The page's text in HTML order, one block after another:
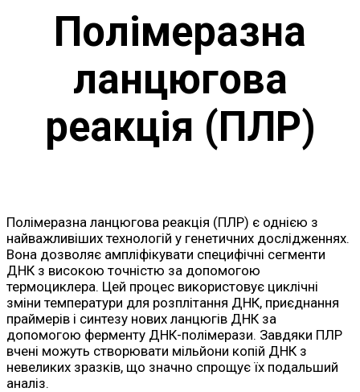
Полімеразна
ланцюгова
реакція (ПЛР)
Полімеразна ланцюгова реакція (ПЛР) є однією з
найважливіших технологій у генетичних дослідженнях.
Вона дозволяє ампліфікувати специфічні сегменти
ДНК з високою точністю за допомогою
термоциклера. Цей процес використовує циклічні
зміни температури для розплітання ДНК, приєднання
праймерів і синтезу нових ланцюгів ДНК за
допомогою ферменту ДНК-полімерази. Завдяки ПЛР
вчені можуть створювати мільйони копій ДНК з
невеликих зразків, що значно спрощує їх подальший
аналіз.